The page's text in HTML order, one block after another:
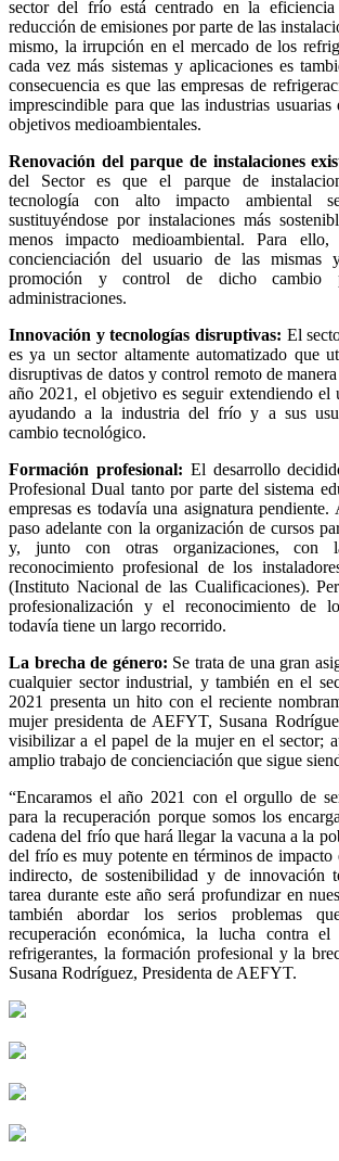
sector del frío está centrado en la
reducción de emisiones por parte de las
mismo, la irrupción en el mercado de los
cada vez más sistemas y aplicaciones es
consecuencia es que las empresas de
imprescindible para que las industrias
objetivos medioambientales.
Renovación del parque de instalaciones
del Sector es que el parque de
tecnología con alto impacto ambiental
sustituyéndose por instalaciones más
menos impacto medioambiental. Para
concienciación del usuario de las mismas
promoción y control de dicho cambio
administraciones.
Innovación y tecnologías disruptivas: El
es ya un sector altamente automatizado que
disruptivas de datos y control remoto de
año 2021, el objetivo es seguir extendiendo el
ayudando a la industria del frío y a sus
cambio tecnológico.
Formación profesional: El desarrollo
Profesional Dual tanto por parte del sistema
empresas es todavía una asignatura
paso adelante con la organización de cursos
y, junto con otras organizaciones, con
reconocimiento profesional de los
(Instituto Nacional de las Cualificaciones).
profesionalización y el reconocimiento de
todavía tiene un largo recorrido.
La brecha de género: Se trata de una gran
cualquier sector industrial, y también en el
2021 presenta un hito con el reciente
mujer presidenta de AEFYT, Susana
visibilizar a el papel de la mujer en el sector;
amplio trabajo de concienciación que sigue
“Encaramos el año 2021 con el orgullo de
para la recuperación porque somos los
cadena del frío que hará llegar la vacuna a la
del frío es muy potente en términos de impacto
indirecto, de sostenibilidad y de innovación
tarea durante este año será profundizar en
también abordar los serios problemas
recuperación económica, la lucha contra
refrigerantes, la formación profesional y la
Susana Rodríguez, Presidenta de AEFYT.